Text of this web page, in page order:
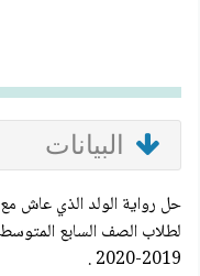
البيانات
حل رواية الولد الذي عاش
لطلاب الصف السابع
2019-2020 .